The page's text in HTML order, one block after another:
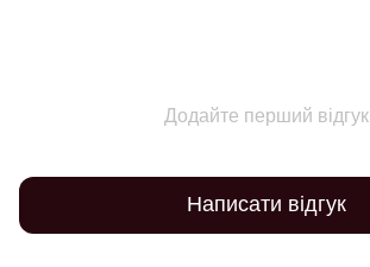
Додайте перший відгук
Написати відгук